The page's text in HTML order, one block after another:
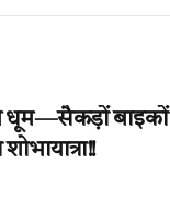
धूम—सैकड़ों बाइकों